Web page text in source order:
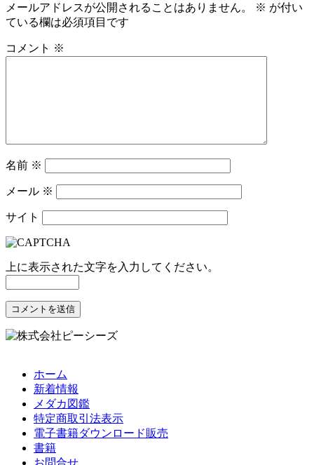
メールアドレスが公開されることはありません。 ※ が付い
ている欄は必須項目です
コメント ※
名前 ※
メール ※
サイト
上に表示された文字を入力してください。
ホーム
新着情報
メダカ図鑑
特定商取引法表示
電子書籍ダウンロード販売
書籍